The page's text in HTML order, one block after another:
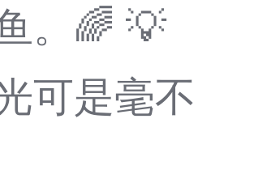
。🌈 💡
可是毫不